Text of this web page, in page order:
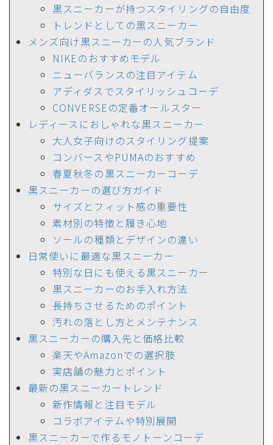
黒スニーカーが持つスタイリングの自由度
トレンドとしての黒スニーカー
メンズ向け黒スニーカーの人気ブランド
NIKEのおすすめモデル
ニューバランスの注目アイテム
アディダスでスタイリッシュコーデ
CONVERSEの定番オールスター
レディースにおしゃれな黒スニーカー
大人女子向けのスタイリング提案
コンバースやPUMAのおすすめ
春夏秋冬の黒スニーカーコーデ
黒スニーカーの選び方ガイド
サイズとフィット感の重要性
素材別の特徴と履き心地
ソールの種類とデザインの違い
日常使いに最適な黒スニーカー
特別な日にも使える黒スニーカー
黒スニーカーのお手入れ方法
長持ちさせるためのポイント
汚れの落とし方とメンテナンス
黒スニーカーの購入先と価格比較
楽天やAmazonでの選択肢
実店舗の魅力とポイント
最新の黒スニーカートレンド
新作情報と注目モデル
コラボアイテムや特別展開
黒スニーカーで作るモノトーンコーデ